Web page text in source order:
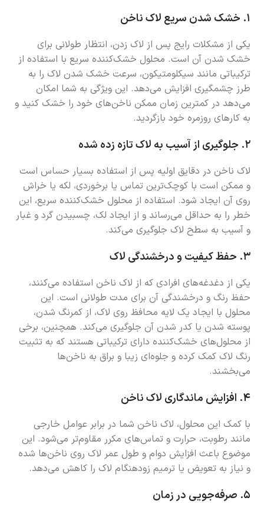
۱. خشک شدن سریع لاک ناخن
یکی از مشکلات رایج پس از لاک زدن، انتظار طولانی برای
خشک شدن آن است. محلول خشک‌کننده سریع با استفاده از
ترکیباتی مانند سیکلومتیکون، سرعت خشک شدن لاک را به
طرز چشمگیری افزایش می‌دهد. این ویژگی به شما امکان
می‌دهد در کمترین زمان ممکن ناخن‌های خود را خشک کنید و
به کارهای روزمره خود بازگردید.
۲. جلوگیری از آسیب به لاک تازه زده شده
لاک ناخن در دقایق اولیه پس از استفاده بسیار حساس است
و ممکن است با کوچک‌ترین تماس یا برخوردی، لکه یا خراش
روی آن ایجاد شود. استفاده از محلول خشک‌کننده سریع، این
خطر را به حداقل می‌رساند و از ایجاد لک، چسبیدن گرد و غبار
و آسیب به سطح لاک جلوگیری می‌کند.
۳. حفظ کیفیت و درخشندگی لاک
یکی از دغدغه‌های افرادی که از لاک ناخن استفاده می‌کنند،
حفظ رنگ و درخشندگی آن برای مدت طولانی است. این
محلول با ایجاد یک لایه محافظ روی لاک، از کمرنگ شدن،
پوسته شدن یا کدر شدن آن جلوگیری می‌کند. همچنین، برخی
از محلول‌های خشک‌کننده دارای ترکیباتی هستند که به تثبیت
رنگ لاک کمک کرده و جلوه‌ای زیبا و براق به ناخن‌ها
می‌بخشند.
۴. افزایش ماندگاری لاک ناخن
با کمک این محلول، لاک ناخن شما در برابر عوامل خارجی
مانند رطوبت، حرارت و تماس‌های مکرر مقاوم‌تر می‌شود. این
موضوع باعث افزایش دوام و طول عمر لاک روی ناخن‌ها شده
و نیاز به تعویض یا ترمیم زودهنگام لاک را کاهش می‌دهد.
۵. صرفه‌جویی در زمان